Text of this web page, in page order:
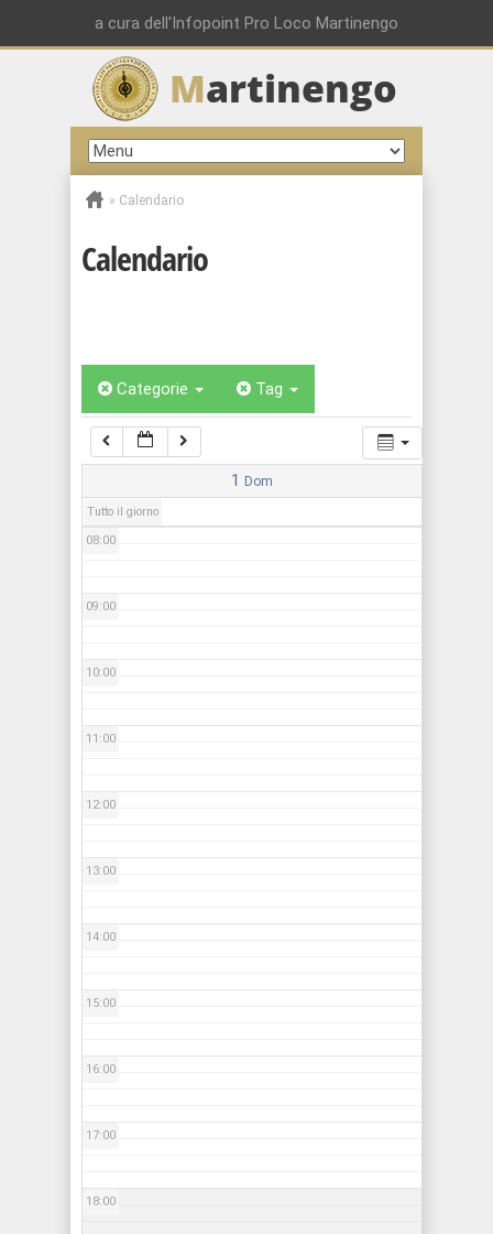
a cura dell'Infopoint Pro Loco Martinengo
Martinengo
» Calendario
Calendario
Categorie Tag
1 Dom
Tutto il giorno
01:00
02:00
03:00
04:00
08:00
09:00
10:00
11:00
12:00
13:00
14:00
15:00
16:00
17:00
18:00